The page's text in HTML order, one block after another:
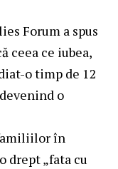
Forum a spus
ceea ce iubea,
o timp de 12
o
în
drept „fata cu